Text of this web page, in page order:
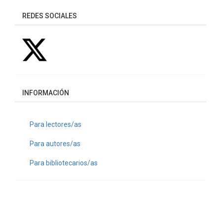
REDES SOCIALES
INFORMACIÓN
Para lectores/as
Para autores/as
Para bibliotecarios/as